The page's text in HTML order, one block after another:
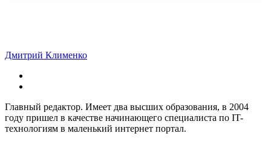
Дмитрий Клименко
Главный редактор. Имеет два высших образования, в 2004
году пришел в качестве начинающего специалиста по IT-
технологиям в маленький интернет портал.